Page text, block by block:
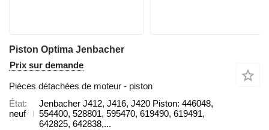
Piston Optima Jenbacher
Prix sur demande
Pièces détachées de moteur - piston
État
neuf
Jenbacher J412, J416, J420 Piston: 446048,
554400, 528801, 595470, 619490, 619491,
642825, 642838,...